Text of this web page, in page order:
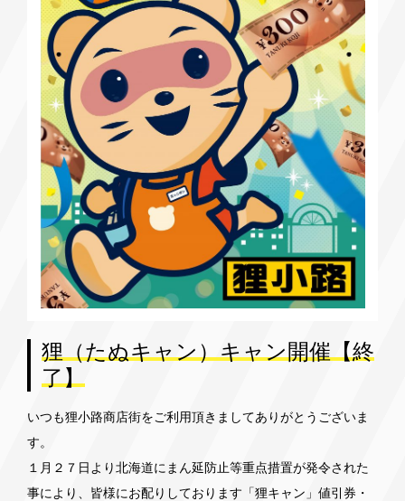
狸（たぬキャン）キャン開催【終
了】
いつも狸小路商店街をご利用頂きましてありがとうございま
す。
１月２７日より北海道にまん延防止等重点措置が発令された
事により、皆様にお配りしております「狸キャン」値引券・